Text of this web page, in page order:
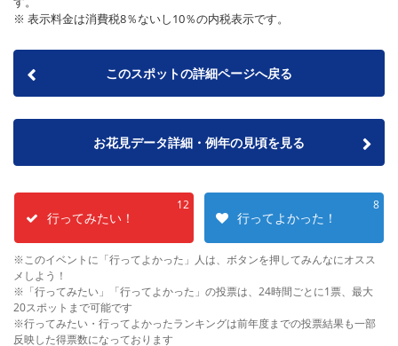
※ 表示料金は消費税8％ないし10％の内税表示です。
このスポットの詳細ページへ戻る
お花見データ詳細・例年の見頃を見る
12
行ってみたい！
8
行ってよかった！
※このイベントに「行ってよかった」人は、ボタンを押してみんなにオスス
メしよう！
※「行ってみたい」「行ってよかった」の投票は、24時間ごとに1票、最大
20スポットまで可能です
※行ってみたい・行ってよかったランキングは前年度までの投票結果も一部
反映した得票数になっております